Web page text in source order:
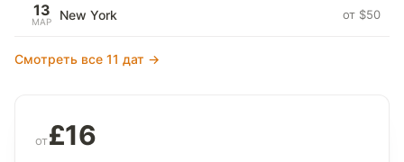
13
МАР New York от $50
Смотреть все 11 дат →
от£16